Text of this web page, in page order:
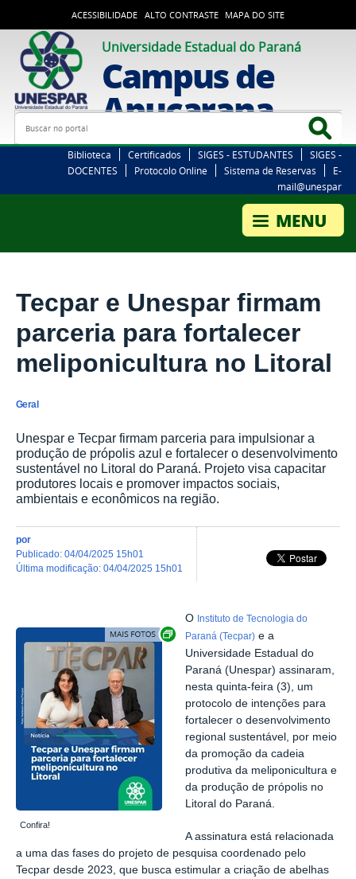
ACESSIBILIDADE ALTO CONTRASTE MAPA DO SITE
Universidade Estadual do Paraná
Campus de
Apucarana
Busca
Biblioteca Certificados SIGES - ESTUDANTES
SIGES -
DOCENTES
Protocolo Online Sistema de Reservas
E-
mail@unespar
Tecpar e Unespar firmam
parceria para fortalecer
meliponicultura no Litoral
Geral
Unespar e Tecpar firmam parceria para impulsionar a
produção de própolis azul e fortalecer o desenvolvimento
sustentável no Litoral do Paraná. Projeto visa capacitar
produtores locais e promover impactos sociais,
ambientais e econômicos na região.
por
publicado: 04/04/2025 15h01
última modificação: 04/04/2025 15h01
Exibir carrossel de imagens
Confira!
O Instituto de Tecnologia do
Paraná (Tecpar) e a
Universidade Estadual do
Paraná (Unespar) assinaram,
nesta quinta-feira (3), um
protocolo de intenções para
fortalecer o desenvolvimento
regional sustentável, por meio
da promoção da cadeia
produtiva da meliponicultura e
da produção de própolis no
Litoral do Paraná.
A assinatura está relacionada
a uma das fases do projeto de pesquisa coordenado pelo
Tecpar desde 2023, que busca estimular a criação de abelhas